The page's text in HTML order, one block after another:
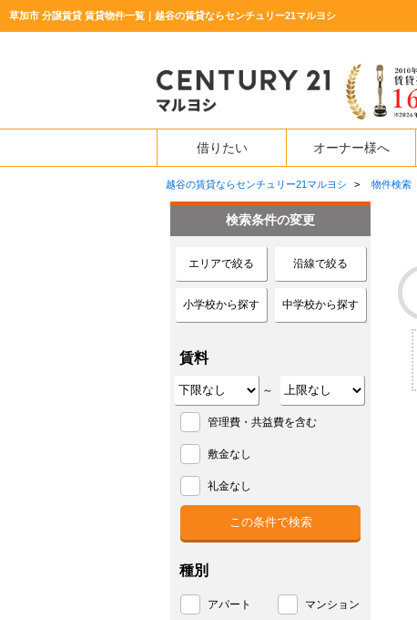
草加市 分譲賃貸 賃貸物件一覧｜越谷の賃貸ならセンチュリー21マルヨシ
借りたい オーナー様へ
越谷の賃貸ならセンチュリー21マルヨシ > 物件検索
検索条件の変更
エリアで絞る 沿線で絞る
小学校から探す 中学校から探す
賃料
～
管理費・共益費を含む
敷金なし
礼金なし
種別
アパート マンション